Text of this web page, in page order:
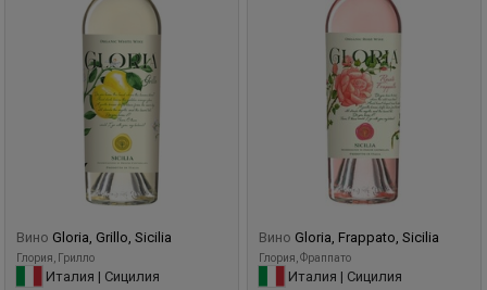
Вино Gloria, Grillo, Sicilia
Глория, Грилло
Италия | Сицилия
Вино Gloria, Frappato, Sicilia
Глория, Фраппато
Италия | Сицилия